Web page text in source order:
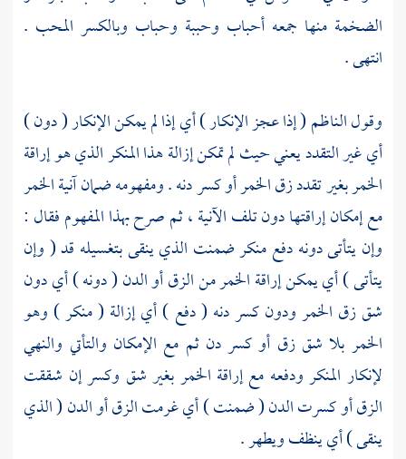
الضخمة منها جمعه أحباب وحببة وحباب وبالكسر المحب .
انتهى .
وقولالناظم( إذا عجز الإنكار ) أي إذا لم يمكن الإنكار ( دون )
أي غير التقدد يعني حيث لم تمكن إزالة هذا المنكر الذي هو إراقة
الخمر بغير تقدد زق الخمر أو كسر دنه . ومفهومه ضمان آنية الخمر
مع إمكان إراقتها دون تلف الآنية ، ثم صرح بهذا المفهوم فقال :
وإن يتأتى دونه دفع منكر ضمنت الذي ينقى بتغسيله قد ( وإن
يتأتى ) أي يمكن إراقة الخمر من الزق أو الدن ( دونه ) أي دون
شق زق الخمر ودون كسر دنه ( دفع ) أي إزالة ( منكر ) وهو
الخمر بلا شق زق أو كسر دن ثم مع الإمكان والتأتي والنهي
لإنكار المنكر ودفعه مع إراقة الخمر بغير شق وكسر إن شققت
الزق أو كسرت الدن ( ضمنت ) أي غرمت الزق أو الدن ( الذي
ينقى ) أي ينظف ويطهر .